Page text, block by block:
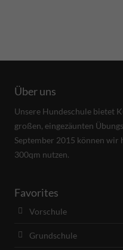
Über uns
Unsere Hundeschule bietet
großen, eingezäunten
September 2015 können wir
300qm nutzen.
Favorites
Vorschule
Grundschule